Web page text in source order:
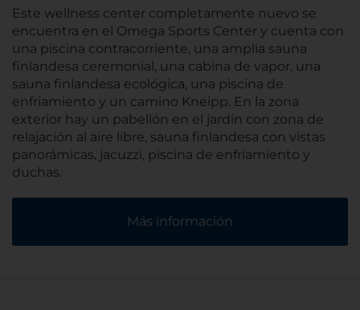
Este wellness center completamente nuevo se
encuentra en el Omega Sports Center y cuenta con
una piscina contracorriente, una amplia sauna
finlandesa ceremonial, una cabina de vapor, una
sauna finlandesa ecológica, una piscina de
enfriamiento y un camino Kneipp. En la zona
exterior hay un pabellón en el jardín con zona de
relajación al aire libre, sauna finlandesa con vistas
panorámicas, jacuzzi, piscina de enfriamiento y
duchas.
Más información